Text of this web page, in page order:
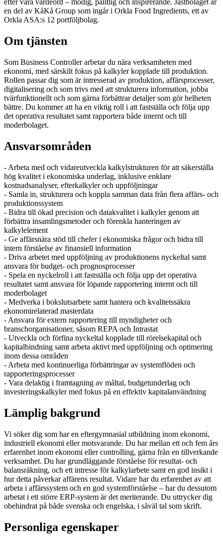
efter våra värdeord – modig, pålitlig och inspirerande. Jästbolaget är
en del av KåKå Group som ingår i Orkla Food Ingredients, ett av
Orkla ASA:s 12 portföljbolag.
Om tjänsten
Som Business Controller arbetar du nära verksamheten med
ekonomi, med särskilt fokus på kalkyler kopplade till produktion.
Rollen passar dig som är intresserad av produktion, affärsprocesser,
digitalisering och som trivs med att strukturera information, jobba
tvärfunktionellt och som gärna förbättrar detaljer som gör helheten
bättre. Du kommer att ha en viktig roll i att fastställa och följa upp
det operativa resultatet samt rapportera både internt och till
moderbolaget.
Ansvarsområden
- Arbeta med och vidareutveckla kalkylstrukturen för att säkerställa
hög kvalitet i ekonomiska underlag, inklusive enklare
kostnadsanalyser, efterkalkyler och uppföljningar
- Samla in, strukturera och koppla samman data från flera affärs- och
produktionssystem
- Bidra till ökad precision och datakvalitet i kalkyler genom att
förbättra insamlingsmetoder och förenkla hanteringen av
kalkylelement
- Ge affärsnära stöd till chefer i ekonomiska frågor och bidra till
intern förståelse av finansiell information
- Driva arbetet med uppföljning av produktionens nyckeltal samt
ansvara för budget- och prognosprocesser
- Spela en nyckelroll i att fastställa och följa upp det operativa
resultatet samt ansvara för löpande rapportering internt och till
moderbolaget
- Medverka i bokslutsarbete samt hantera och kvalitetssäkra
ekonomirelaterad masterdata
- Ansvara för extern rapportering till myndigheter och
branschorganisationer, såsom REPA och Intrastat
- Utveckla och förfina nyckeltal kopplade till rörelsekapital och
kapitalbindning samt arbeta aktivt med uppföljning och optimering
inom dessa områden
- Arbeta med kontinuerliga förbättringar av systemflöden och
rapporteringsprocesser
- Vara delaktig i framtagning av måltal, budgetunderlag och
investeringskalkyler med fokus på en effektiv kapitalanvändning
Lämplig bakgrund
Vi söker dig som har en eftergymnasial utbildning inom ekonomi,
industriell ekonomi eller motsvarande. Du har mellan ett och fem års
erfarenhet inom ekonomi eller controlling, gärna från en tillverkande
verksamhet. Du har grundläggande förståelse för resultat- och
balansräkning, och ett intresse för kalkylarbete samt en god insikt i
hur detta påverkar affärens resultat. Vidare har du erfarenhet av att
arbeta i affärssystem och en god systemförståelse – har du dessutom
arbetat i ett större ERP-system är det meriterande. Du uttrycker dig
obehindrat på både svenska och engelska, i såväl tal som skrift.
Personliga egenskaper